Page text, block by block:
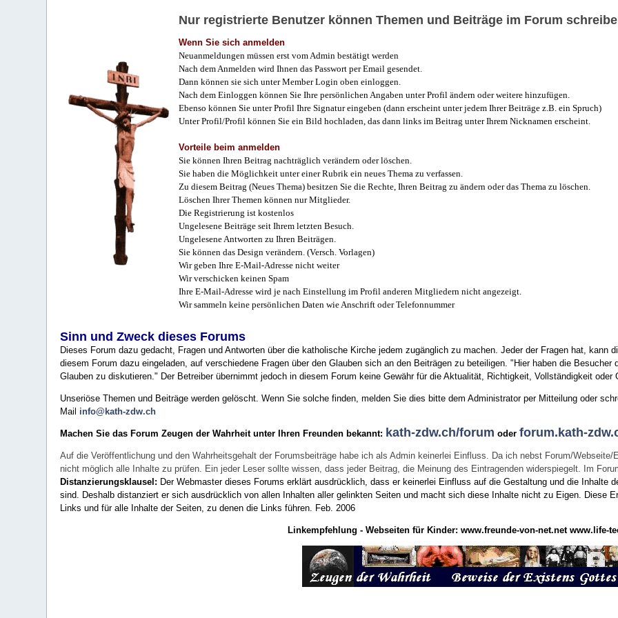
Nur registrierte Benutzer können Themen und Beiträge im Forum
Wenn Sie sich anmelden
Neuanmeldungen müssen erst vom Admin bestätigt werden
Nach dem Anmelden wird Ihnen das Passwort per Email gesendet.
Dann können sie sich unter Member Login oben einloggen.
Nach dem Einloggen können Sie Ihre persönlichen Angaben unter Profil ändern oder weitere hinzufügen.
Ebenso können Sie unter Profil Ihre Signatur eingeben (dann erscheint unter jedem Ihrer Beiträge z.B. ein Spruch)
Unter Profil/Profil können Sie ein Bild hochladen, das dann links im Beitrag unter Ihrem Nicknamen erscheint.
Vorteile beim anmelden
Sie können Ihren Beitrag nachträglich verändern oder löschen.
Sie haben die Möglichkeit unter einer Rubrik ein neues Thema zu verfassen.
Zu diesem Beitrag (Neues Thema) besitzen Sie die Rechte, Ihren Beitrag zu ändern oder das Thema zu löschen.
Löschen Ihrer Themen können nur Mitglieder.
Die Registrierung ist kostenlos
Ungelesene Beiträge seit Ihrem letzten Besuch.
Ungelesene Antworten zu Ihren Beiträgen.
Sie können das Design verändern. (Versch. Vorlagen)
Wir geben Ihre E-Mail-Adresse nicht weiter
Wir verschicken keinen Spam
Ihre E-Mail-Adresse wird je nach Einstellung im Profil anderen Mitgliedern nicht angezeigt.
Wir sammeln keine persönlichen Daten wie Anschrift oder Telefonnummer
Sinn und Zweck dieses Forums
Dieses Forum dazu gedacht, Fragen und Antworten über die katholische Kirche jedem zugänglich zu machen. Jeder der Fragen hat, kann
diesem Forum dazu eingeladen, auf verschiedene Fragen über den Glauben sich an den Beiträgen zu beteiligen. "Hier haben die
Glauben zu diskutieren." Der Betreiber übernimmt jedoch in diesem Forum keine Gewähr für die Aktualität, Richtigkeit, Vollständigkeit
Unseriöse Themen und Beiträge werden gelöscht. Wenn Sie solche finden, melden Sie dies bitte dem Administrator per Mitteilung oder
Mail info@kath-zdw.ch
Machen Sie das Forum Zeugen der Wahrheit unter Ihren Freunden bekannt: kath-zdw.ch/forum oderforum.kath-
Auf die Veröffentlichung und den Wahrheitsgehalt der Forumsbeiträge habe ich als Admin keinerlei Einfluss. Da ich nebst Forum/
nicht möglich alle Inhalte zu prüfen. Ein jeder Leser sollte wissen, dass jeder Beitrag, die Meinung des Eintragenden widerspiegelt. Im
Distanzierungsklausel: Der Webmaster dieses Forums erklärt ausdrücklich, dass er keinerlei Einfluss auf die Gestaltung und die Inhalte
sind. Deshalb distanziert er sich ausdrücklich von allen Inhalten aller gelinkten Seiten und macht sich diese Inhalte nicht zu Eigen. Diese
Links und für alle Inhalte der Seiten, zu denen die Links führen. Feb. 2006
Linkempfehlung - Webseiten für Kinder: www.freunde-von-net.net www.life-